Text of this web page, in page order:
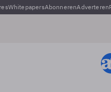
WhitepapersAbonnerenAdverteren